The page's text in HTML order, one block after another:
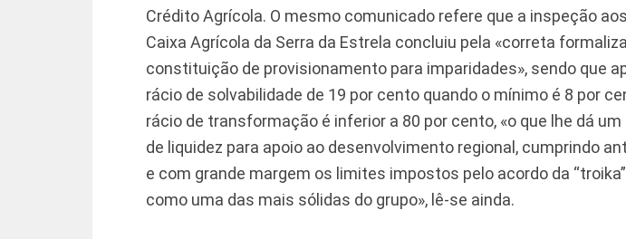
Crédito Agrícola. O mesmo comunicado refere que a inspeção
Caixa Agrícola da Serra da Estrela concluiu pela «correta
constituição de provisionamento para imparidades», sendo que
rácio de solvabilidade de 19 por cento quando o mínimo é 8 por
rácio de transformação é inferior a 80 por cento, «o que lhe dá
de liquidez para apoio ao desenvolvimento regional, cumprindo
e com grande margem os limites impostos pelo acordo da
como uma das mais sólidas do grupo», lê-se ainda.